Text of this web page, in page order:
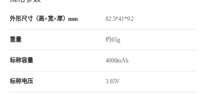
外形尺寸（高×宽×厚）mm 82.5*41*9.2
重量 约65g
标称容量 4000mAh
标称电压 3.85V